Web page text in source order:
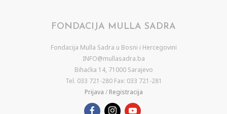
FONDACIJA MULLA SADRA
Fondacija Mulla Sadra u Bosni i Hercegovini
INFO@mullasadra.ba
Bihaćka 14, 71000 Sarajevo
Tel. 033 721-280 Fax: 033 721-281
Prijava / Registracija